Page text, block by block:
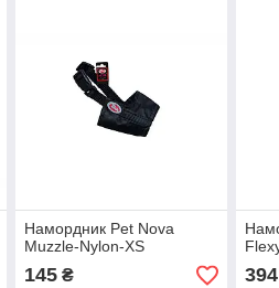
Намордник Pet Nova
Muzzle-Nylon-XS
145₴ 394